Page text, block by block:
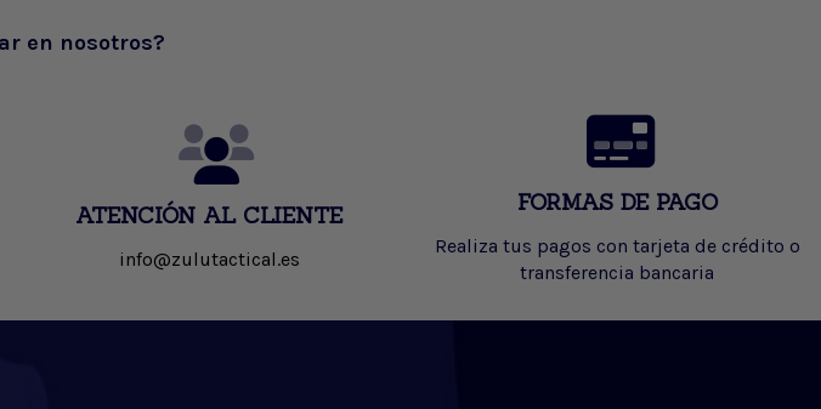
en nosotros?
ATENCIÓN AL CLIENTE
info@zulutactical.es
FORMAS DE PAGO
Realiza tus pagos con tarjeta de crédito o
transferencia bancaria